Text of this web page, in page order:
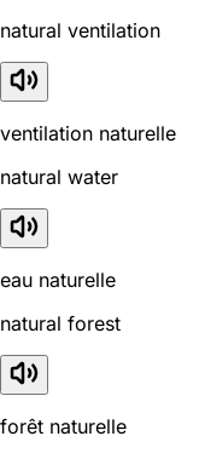
natural ventilation
ventilation naturelle
natural water
eau naturelle
natural forest
forêt naturelle